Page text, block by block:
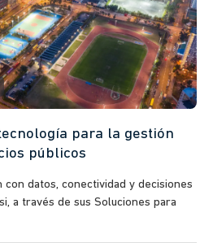
para la gestión
públicos
con datos, conectividad y decisiones
a través de sus Soluciones para